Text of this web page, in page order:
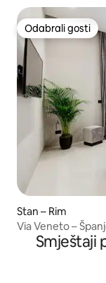
Odabrali gosti
Odabrali gosti
Stan – Rim
Via Veneto –
Smještaji